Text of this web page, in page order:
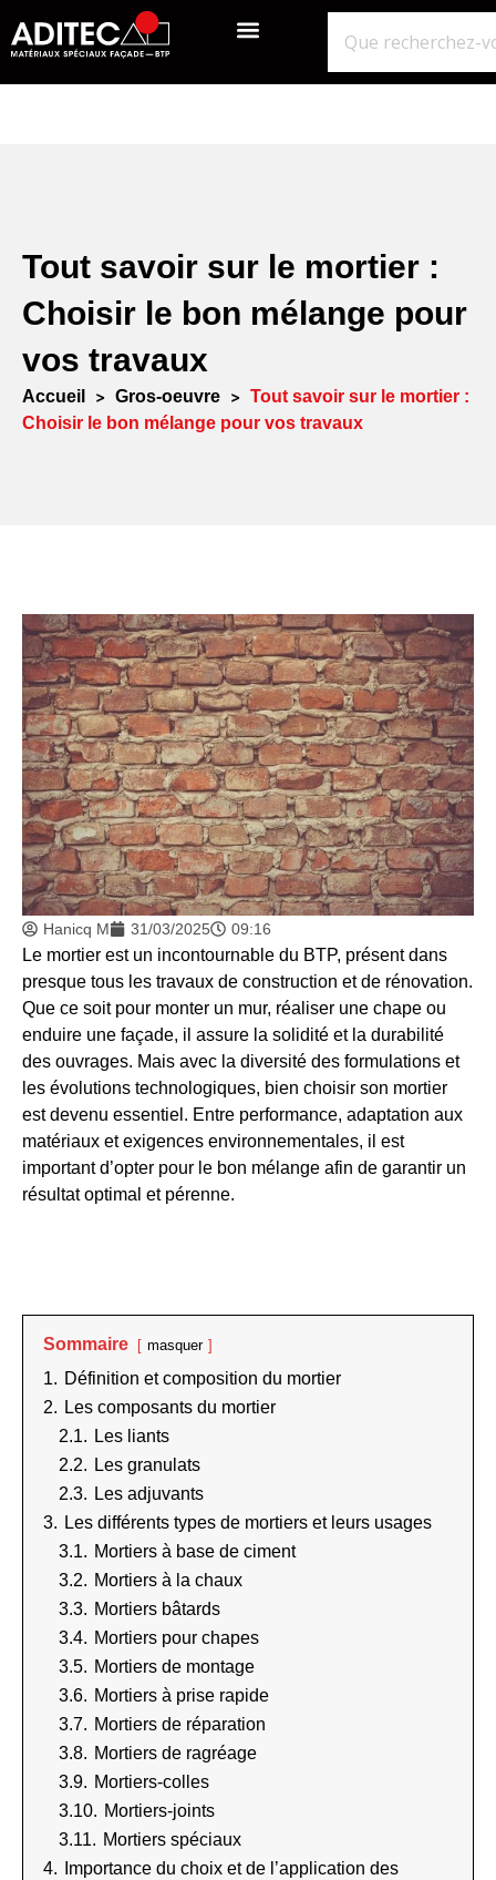
Tout savoir sur le mortier :
Choisir le bon mélange pour
vos travaux
Accueil > Gros-oeuvre > Tout savoir sur le mortier :
Choisir le bon mélange pour vos travaux
Hanicq M 31/03/2025 09:16
Le mortier est un incontournable du BTP, présent dans
presque tous les travaux de construction et de rénovation.
Que ce soit pour monter un mur, réaliser une chape ou
enduire une façade, il assure la solidité et la durabilité
des ouvrages. Mais avec la diversité des formulations et
les évolutions technologiques, bien choisir son mortier
est devenu essentiel. Entre performance, adaptation aux
matériaux et exigences environnementales, il est
important d’opter pour le bon mélange afin de garantir un
résultat optimal et pérenne.
Sommaire masquer
1. Définition et composition du mortier
2. Les composants du mortier
2.1. Les liants
2.2. Les granulats
2.3. Les adjuvants
3. Les différents types de mortiers et leurs usages
3.1. Mortiers à base de ciment
3.2. Mortiers à la chaux
3.3. Mortiers bâtards
3.4. Mortiers pour chapes
3.5. Mortiers de montage
3.6. Mortiers à prise rapide
3.7. Mortiers de réparation
3.8. Mortiers de ragréage
3.9. Mortiers-colles
3.10. Mortiers-joints
3.11. Mortiers spéciaux
4.
Importance du choix et de l’application des